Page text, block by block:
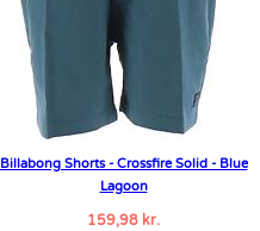
Billabong Shorts - Crossfire Solid - Blue
Lagoon
159,98 kr.